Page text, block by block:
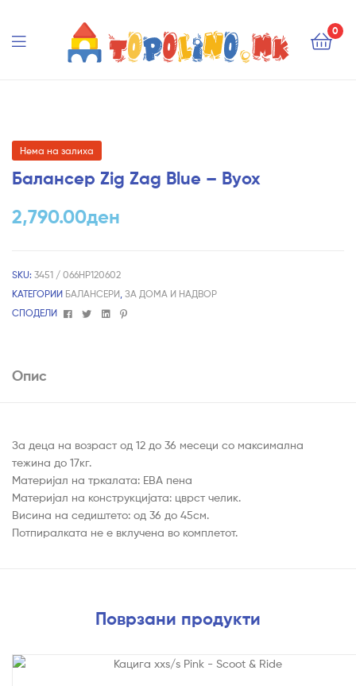
0
Нема на залиха
Балансер Zig Zag Blue – Byox
2,790.00ден
SKU: 3451 / 066HP120602
КАТЕГОРИИ БАЛАНСЕРИ ЗА ДОМА И НАДВОР
СПОДЕЛИ
FacebookTwitterLinkedin
Pinterest
Опис
За деца на возраст од 12 до 36 месеци со максимална
тежина до 17кг.
Материјал на тркалата: ЕВА пена
Материјал на конструкцијата: цврст челик.
Висина на седиштето: од 36 до 45см.
Потпиралката не е вклучена во комплетот.
Поврзани продукти